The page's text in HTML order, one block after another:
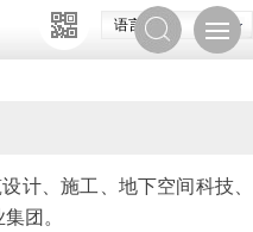
语言选择
计、施工、地下空间科技、
团。